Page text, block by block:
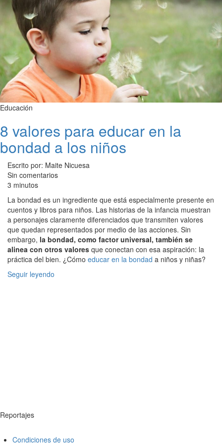
Educación
8 valores para educar en la
bondad a los niños
Escrito por: Maite Nicuesa
Sin comentarios
3 minutos
La bondad es un ingrediente que está especialmente presente en
cuentos y libros para niños. Las historias de la infancia muestran
a personajes claramente diferenciados que transmiten valores
que quedan representados por medio de las acciones. Sin
embargo, la bondad, como factor universal, también se
alinea con otros valores que conectan con esa aspiración: la
práctica del bien. ¿Cómo educar en la bondad a niños y niñas?
Seguir leyendo
Reportajes
Condiciones de uso